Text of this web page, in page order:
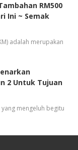
RM500
Ini ~ Semak
adalah merupakan
2 Untuk Tujuan
mengeluh begitu